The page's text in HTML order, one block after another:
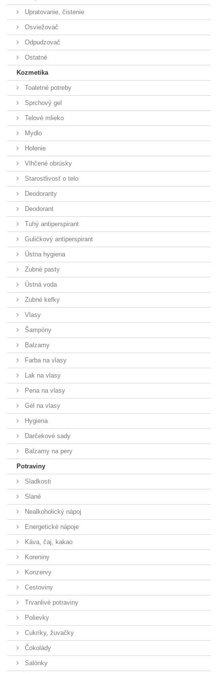
Upratovanie, čistenie
Osviežovač
Odpudzovač
Ostatné
Kozmetika
Toaletné potreby
Sprchový gel
Telové mlieko
Mydlo
Holenie
Vlhčené obrúsky
Starostlivosť o telo
Deodoranty
Deodorant
Tuhý antiperspirant
Guličkový antiperspirant
Ústna hygiena
Zubné pasty
Ústná voda
Zubné kefky
Vlasy
Šampóny
Balzamy
Farba na vlasy
Lak na vlasy
Pena na vlasy
Gél na vlasy
Hygiena
Darčekové sady
Balzamy na pery
Potraviny
Sladkosti
Slané
Nealkoholický nápoj
Energetické nápoje
Káva, čaj, kakao
Koreniny
Konzervy
Cestoviny
Trvanlivé potraviny
Polievky
Cukríky, žuvačky
Čokolády
Salónky